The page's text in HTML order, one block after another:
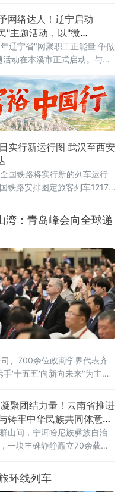
警示教育、专项培训及实战
事不扰、有求必应"为原则，
营商环境新路径。鞍山水文
学、冀东水泥、交运旅游汽
大酒店等20余家企业单位代
网络达人！辽宁启动
"主题活动，以"微
辽宁省"网聚职工正能量 争做
动在本溪市正式启动。与以
焦点——它被授予辽宁省
络达人，以此表彰长期深耕
出主流正向声音的优秀创作
炬 清朗同行"为主题，由辽
活动成
实行新运行图 武汉至西安
国铁路将实行新的列车运行
铁路安排图定旅客列车12174
列，铁路客货运输能力、服
进一步提升。
：青岛峰会向全球递
、700余位政商学界代表齐
'十五五'向新向未来"为主题
聚团结力量！云南省推进
铸牢中华民族共同体意识
山间，宁洱哈尼族彝族自治
一块丰碑静静矗立70余载。
南26个世居民族“从此我们一
，在中国共产党的领导下，
环线列车